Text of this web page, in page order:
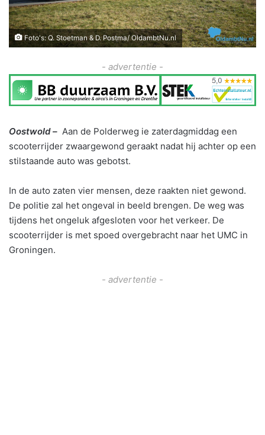
Foto's: Q. Stoetman & D. Postma/ OldambtNu.nl
- advertentie -
Oostwold – Aan de Polderweg ie zaterdagmiddag een
scooterrijder zwaargewond geraakt nadat hij achter op een
stilstaande auto was gebotst.
In de auto zaten vier mensen, deze raakten niet gewond.
De politie zal het ongeval in beeld brengen. De weg was
tijdens het ongeluk afgesloten voor het verkeer. De
scooterrijder is met spoed overgebracht naar het UMC in
Groningen.
- advertentie -